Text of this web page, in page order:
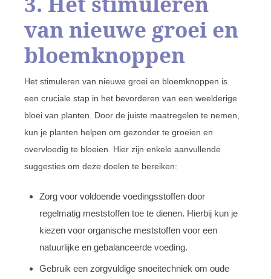
van nieuwe groei en
bloemknoppen
Het stimuleren van nieuwe groei en bloemknoppen is
een cruciale stap in het bevorderen van een weelderige
bloei van planten. Door de juiste maatregelen te nemen,
kun je planten helpen om gezonder te groeien en
overvloedig te bloeien. Hier zijn enkele aanvullende
suggesties om deze doelen te bereiken:
Zorg voor voldoende voedingsstoffen door
regelmatig meststoffen toe te dienen. Hierbij kun je
kiezen voor organische meststoffen voor een
natuurlijke en gebalanceerde voeding.
Gebruik een zorgvuldige snoeitechniek om oude